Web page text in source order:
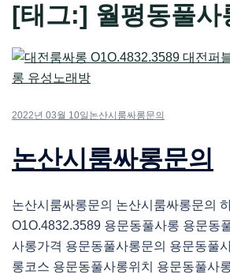
[태그:] 월평동풀사
2022년 03월 10일 논산시룸싸롱문의
논산시룸싸롱문의
논산시룸싸롱문의 논산시룸싸롱문의
O1O.4832.3589 용문동풀사롱 용문동
사롱가격 용문동풀사롱문의 용문동풀
롱코스 용문동풀사롱위치 용문동풀사